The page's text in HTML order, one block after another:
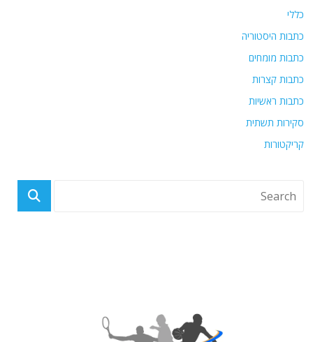
כללי
כתבות היסטוריה
כתבות מומחים
כתבות קצרות
כתבות ראשיות
סקירות תשתית
קריקטורות